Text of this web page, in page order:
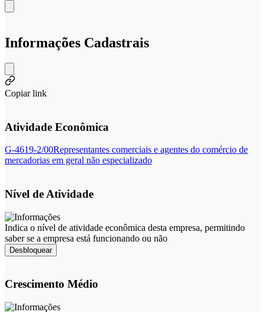
Informações Cadastrais
Copiar link
Atividade Econômica
G-4619-2/00Representantes comerciais e agentes do comércio de
mercadorias em geral não especializado
Nível de Atividade
Indica o nível de atividade econômica desta empresa, permitindo
saber se a empresa está funcionando ou não
Desbloquear
Crescimento Médio